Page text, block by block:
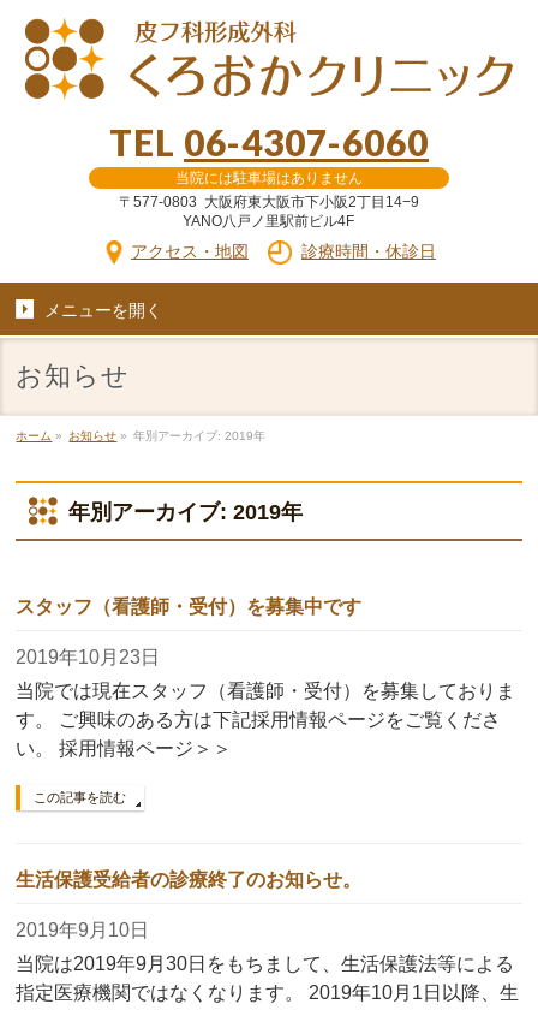
TEL 06-4307-6060
当院には駐車場はありません
〒577-0803 大阪府東大阪市下小阪2丁目14−9
YANO八戸ノ里駅前ビル4F
アクセス・地図 診療時間・休診日
メニューを開く
お知らせ
ホーム » お知らせ » 年別アーカイブ: 2019年
年別アーカイブ: 2019年
スタッフ（看護師・受付）を募集中です
2019年10月23日
当院では現在スタッフ（看護師・受付）を募集しておりま
す。 ご興味のある方は下記採用情報ページをご覧くださ
い。 採用情報ページ＞＞
この記事を読む
生活保護受給者の診療終了のお知らせ。
2019年9月10日
当院は2019年9月30日をもちまして、生活保護法等による
指定医療機関ではなくなります。 2019年10月1日以降、生